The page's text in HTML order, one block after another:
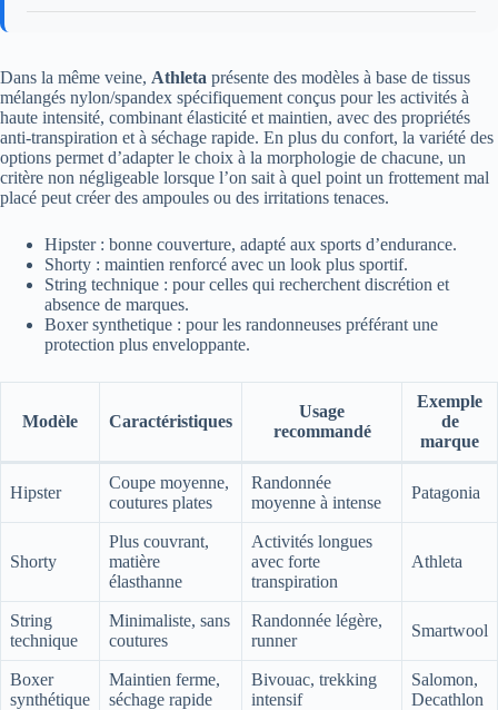
Dans la même veine, Athleta présente des modèles à base de tissus
mélangés nylon/spandex spécifiquement conçus pour les activités à
haute intensité, combinant élasticité et maintien, avec des propriétés
anti-transpiration et à séchage rapide. En plus du confort, la variété des
options permet d’adapter le choix à la morphologie de chacune, un
critère non négligeable lorsque l’on sait à quel point un frottement mal
placé peut créer des ampoules ou des irritations tenaces.
Hipster : bonne couverture, adapté aux sports d’endurance.
Shorty : maintien renforcé avec un look plus sportif.
String technique : pour celles qui recherchent discrétion et
absence de marques.
Boxer synthetique : pour les randonneuses préférant une
protection plus enveloppante.
Modèle Caractéristiques
Usage
recommandé
Exemple
de
marque
Hipster
Coupe moyenne,
coutures plates
Randonnée
moyenne à intense
Patagonia
Shorty
Plus couvrant,
matière
élasthanne
Activités longues
avec forte
transpiration
Athleta
String
technique
Minimaliste, sans
coutures
Randonnée légère,
runner
Smartwool
Boxer
synthétique
Maintien ferme,
séchage rapide
Bivouac, trekking
intensif
Salomon,
Decathlon